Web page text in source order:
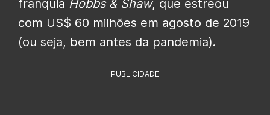
franquia Hobbs & Shaw, que estreou
com US$ 60 milhões em agosto de 2019
(ou seja, bem antes da pandemia).
PUBLICIDADE